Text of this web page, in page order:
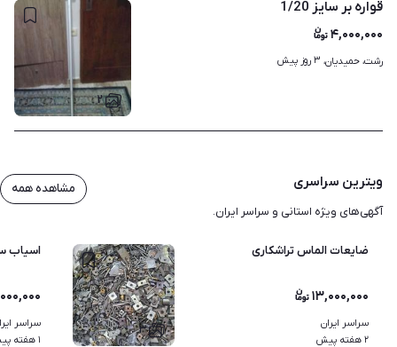
۲
قواره بر سایز 1/20
۴,۰۰۰,۰۰۰
رشت، حمیدیان، ۳ روز پیش
ویترین سراسری
آگهی‌های ویژه استانی و سراسر ایران.
مشاهده همه
۳
ضایعات الماس تراشکاری
۱۳,۰۰۰,۰۰۰
سراسر ایران
۲ هفته پیش
اسیاب
سراسر
۱ هفته پیش